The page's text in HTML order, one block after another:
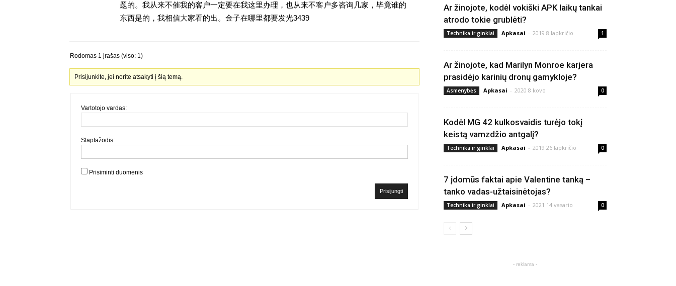
题的。我从来不催我的客户一定要在我这里办理，也从来不客户多咨询几家，毕竟谁的
东西是的，我相信大家看的出。金子在哪里都要发光3439
Rodomas 1 įrašas (viso: 1)
Prisijunkite, jei norite atsakyti į šią temą.
Vartotojo vardas:
Slaptažodis:
Prisiminti duomenis
Prisijungti
Ar žinojote, kodėl vokiški APK laikų tankai
atrodo tokie grublėti?
Technika ir ginklai Apkasai - 2019 8 lapkričio 1
Ar žinojote, kad Marilyn Monroe karjera
prasidėjo karinių dronų gamykloje?
Asmenybės Apkasai - 2020 8 kovo 0
Kodėl MG 42 kulkosvaidis turėjo tokį
keistą vamzdžio antgalį?
Technika ir ginklai Apkasai - 2019 26 lapkričio 0
7 įdomūs faktai apie Valentine tanką –
tanko vadas-užtaisinėtojas?
Technika ir ginklai Apkasai - 2021 14 vasario 0
- reklama -